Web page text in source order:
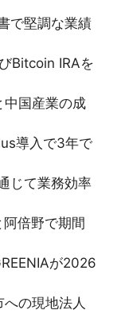
で堅調な業績
Bitcoin IRAを
中国産業の成
導入で3年で
じて業務効率
倍野で期間
が2026
の現地法人